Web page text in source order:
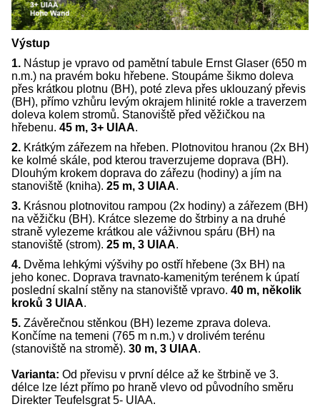
Výstup
1. Nástup je vpravo od pamětní tabule Ernst Glaser (650 m
n.m.) na pravém boku hřebene. Stoupáme šikmo doleva
přes krátkou plotnu (BH), poté zleva přes uklouzaný převis
(BH), přímo vzhůru levým okrajem hlinité rokle a traverzem
doleva kolem stromů. Stanoviště před věžičkou na
hřebenu. 45 m, 3+ UIAA.
2. Krátkým zářezem na hřeben. Plotnovitou hranou (2x BH)
ke kolmé skále, pod kterou traverzujeme doprava (BH).
Dlouhým krokem doprava do zářezu (hodiny) a jím na
stanoviště (kniha). 25 m, 3 UIAA.
3. Krásnou plotnovitou rampou (2x hodiny) a zářezem (BH)
na věžičku (BH). Krátce slezeme do štrbiny a na druhé
straně vylezeme krátkou ale váživnou spáru (BH) na
stanoviště (strom). 25 m, 3 UIAA.
4. Dvěma lehkými výšvihy po ostří hřebene (3x BH) na
jeho konec. Doprava travnato-kamenitým terénem k úpatí
poslední skalní stěny na stanoviště vpravo. 40 m, několik
kroků 3 UIAA.
5. Závěrečnou stěnkou (BH) lezeme zprava doleva.
Končíme na temeni (765 m n.m.) v drolivém terénu
(stanoviště na stromě). 30 m, 3 UIAA.
Varianta: Od převisu v první délce až ke štrbině ve 3.
délce lze lézt přímo po hraně vlevo od původního směru
Direkter Teufelsgrat 5- UIAA.